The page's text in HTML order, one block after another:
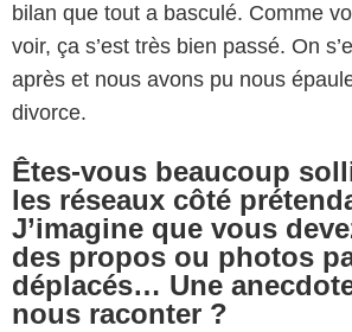
bilan que tout a basculé. Comme
voir, ça s’est très bien passé. On
après et nous avons pu nous
divorce.
Êtes-vous beaucoup
les réseaux côté
J’imagine que vous
des propos ou photos
déplacés… Une
nous raconter ?